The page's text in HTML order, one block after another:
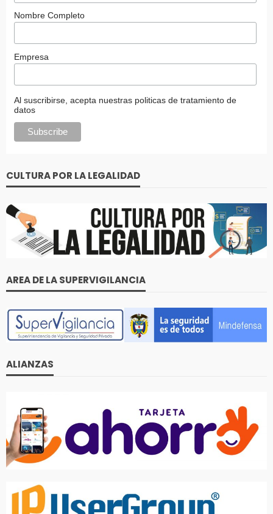
Nombre Completo
Empresa
Al suscribirse, acepta nuestras politicas de tratamiento de
datos
CULTURA POR LA LEGALIDAD
AREA DE LA SUPERVIGILANCIA
ALIANZAS